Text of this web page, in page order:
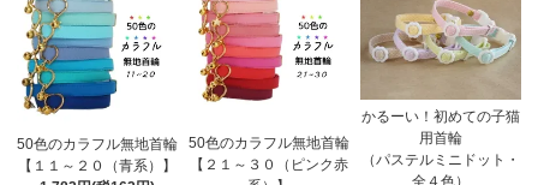
50色のカラフル無地首輪
【１１～２０（青系）】
50色のカラフル無地首輪
【２１～３０（ピンク赤
かるーい！初めての子猫
用首輪
（パステルミニドット・
全４色）